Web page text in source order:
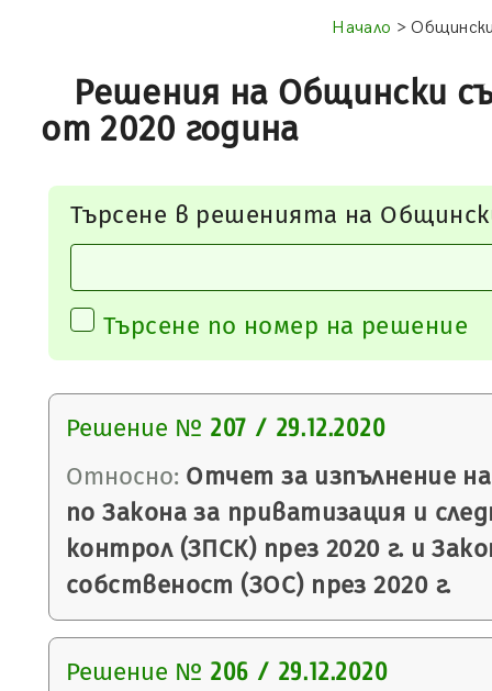
Начало >
Решения на Общински
от 2020 година
Търсене в решенията на
Търсене по номер на решение
Решение № 207 / 29.12.2020
Относно: Отчет за изпълнение
по Закона за приватизация и
контрол (ЗПСК) през 2020 г. и
собственост (ЗОС) през 2020 г.
Решение № 206 / 29.12.2020